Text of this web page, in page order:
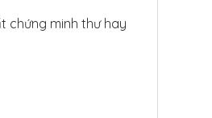
chứng minh thư hay